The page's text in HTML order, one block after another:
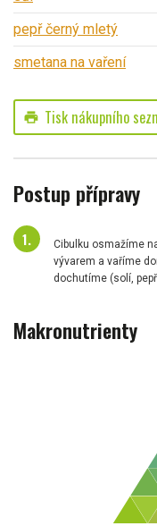
pepř černý mletý
smetana na vaření
print Tisk nákupního
Postup přípravy
Cibulku osmažíme
vývarem a vaříme
dochutíme (solí,
Makronutrienty